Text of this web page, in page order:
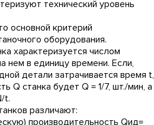
технический уровень
основной критерий
оборудования.
характеризуется числом
нем в единицу времени. Если,
детали затрачивается время t,
Q станка будет Q = 1/7, шт./мин, а
t.
различают:
производительность Qид=